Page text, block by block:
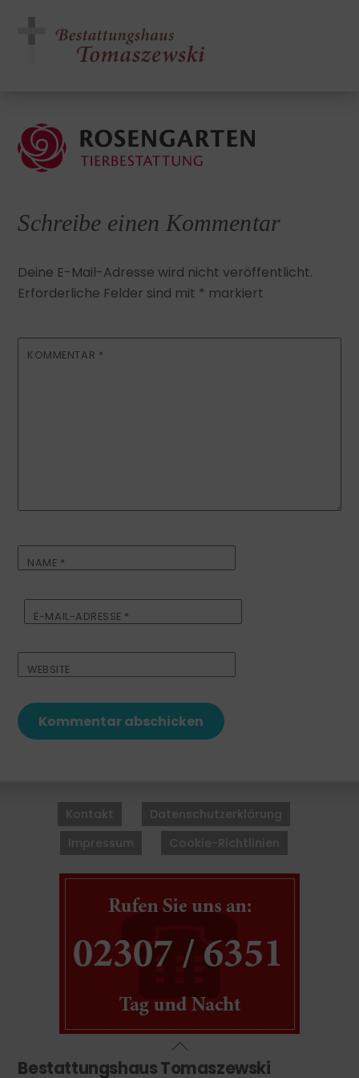
Schreibe einen Kommentar
Deine E-Mail-Adresse wird nicht veröffentlicht.
Erforderliche Felder sind mit * markiert
KOMMENTAR *
NAME *
E-MAIL-ADRESSE *
WEBSITE
To
Top
Kontakt
Datenschutzerklärung
Impressum
Cookie-Richtlinien
Bestattungshaus Tomaszewski